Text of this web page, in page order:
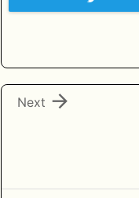

Next